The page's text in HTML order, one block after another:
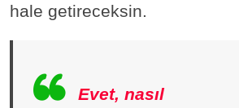
hale getireceksin.
Evet, nasıl